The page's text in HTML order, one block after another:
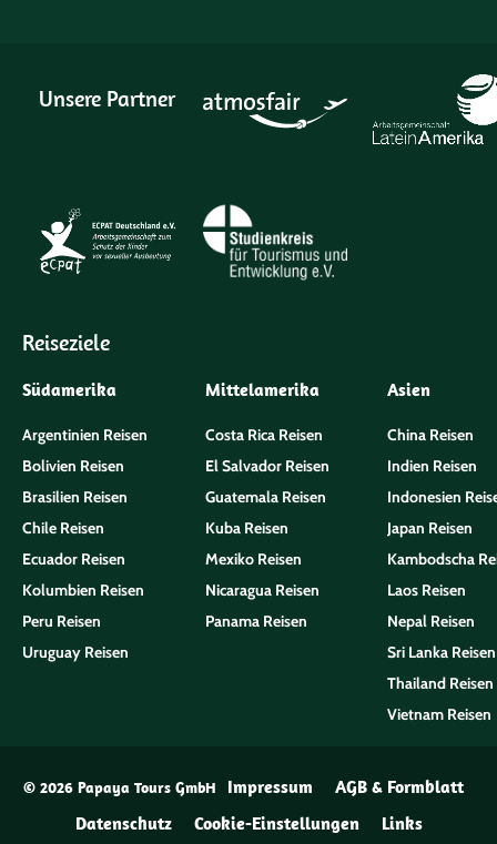
Unsere Partner
Reiseziele
Südamerika
Argentinien Reisen
Bolivien Reisen
Brasilien Reisen
Chile Reisen
Ecuador Reisen
Kolumbien Reisen
Peru Reisen
Uruguay Reisen
Mittelamerika
Costa Rica Reisen
El Salvador Reisen
Guatemala Reisen
Kuba Reisen
Mexiko Reisen
Nicaragua Reisen
Panama Reisen
Asien
China Reisen
Indien Reisen
Indonesien
Japan Reisen
Kambodscha
Laos Reisen
Nepal Reisen
Sri Lanka Reisen
Thailand Reisen
Vietnam Reisen
© 2026 Papaya Tours GmbH Impressum
AGB & Formblatt
Datenschutz
Cookie-Einstellungen Links